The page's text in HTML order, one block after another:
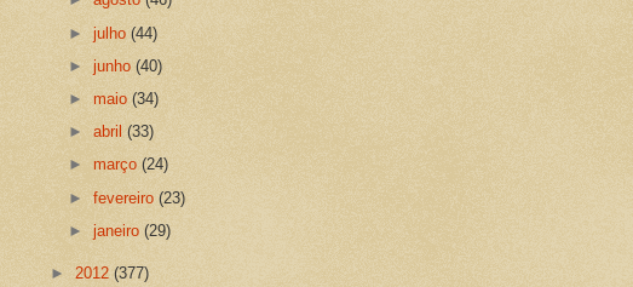
►julho(44)
►junho(40)
►maio(34)
►abril(33)
► março(24)
►fevereiro(23)
►janeiro(29)
► 2012 (377)